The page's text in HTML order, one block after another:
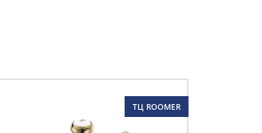
ТЦ ROOMER